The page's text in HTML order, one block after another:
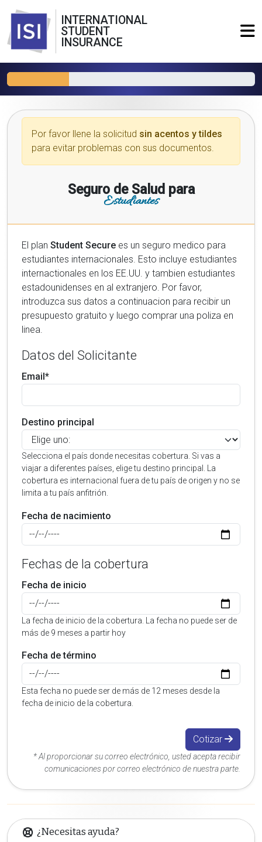
INTERNATIONAL
STUDENT
INSURANCE
Por favor llene la solicitud sin acentos y tildes
para evitar problemas con sus documentos.
Seguro de Salud para
Estudiantes
El plan Student Secure es un seguro medico para
estudiantes internacionales. Esto incluye estudiantes
internactionales en los EE.UU. y tambien estudiantes
estadounidenses en al extranjero. Por favor,
introduzca sus datos a continuacion para recibir un
presupuesto gratuito y luego comprar una poliza en
linea.
Datos del Solicitante
Email*
Destino principal
Selecciona el país donde necesitas cobertura. Si vas a
viajar a diferentes países, elige tu destino principal. La
cobertura es internacional fuera de tu país de origen y no se
limita a tu país anfitrión.
Fecha de nacimiento
Fechas de la cobertura
Fecha de inicio
La fecha de inicio de la cobertura. La fecha no puede ser de
más de 9 meses a partir hoy
Fecha de término
Esta fecha no puede ser de más de 12 meses desde la
fecha de inicio de la cobertura.
Cotizar
* Al proporcionar su correo electrónico, usted acepta recibir
comunicaciones por correo electrónico de nuestra parte.
¿Necesitas ayuda?